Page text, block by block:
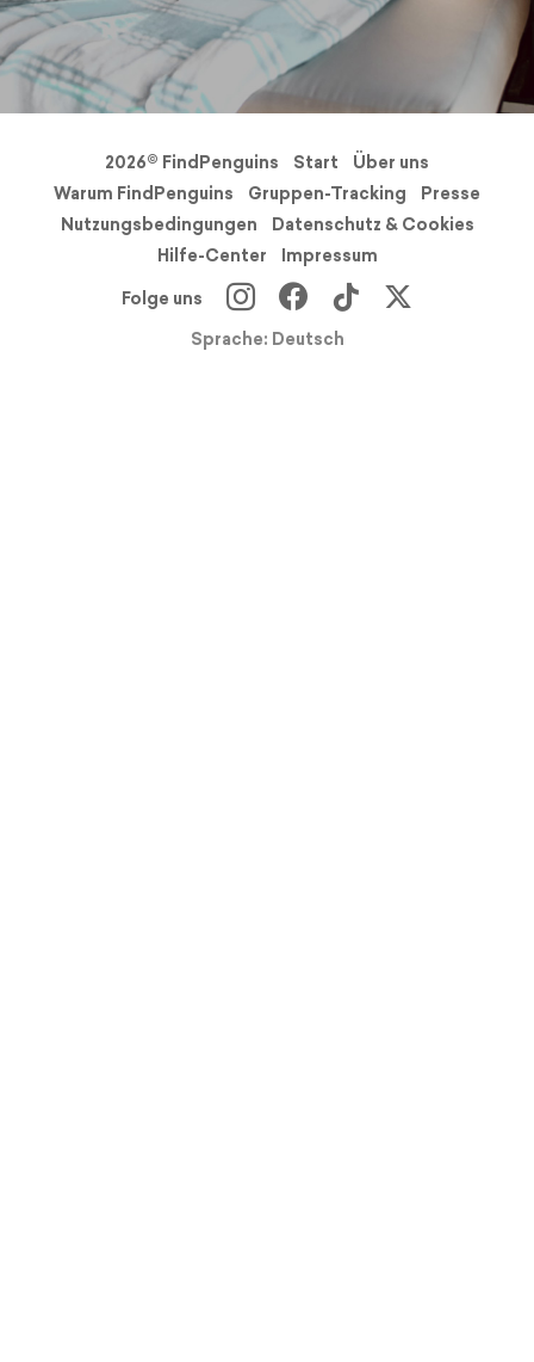
2026© FindPenguins Start
Über uns
Warum FindPenguins
Gruppen-Tracking
Presse
Nutzungsbedingungen
Datenschutz & Cookies
Hilfe-Center
Impressum
Folge uns
Sprache: Deutsch